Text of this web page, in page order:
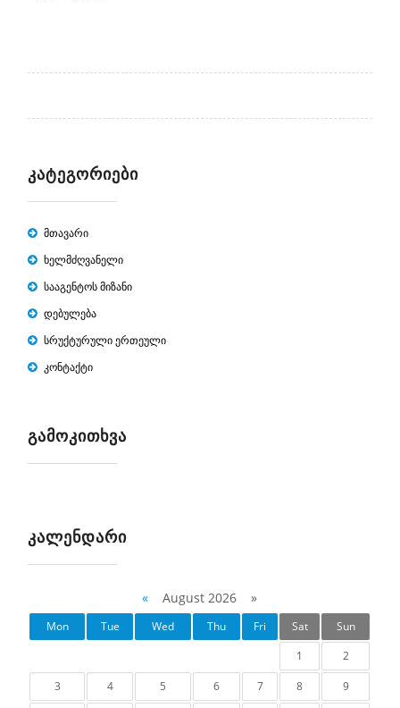
ᲙᲐᲢᲔᲒᲝᲠᲘᲔᲑᲘ
მთავარი
ხელმძღვანელი
სააგენტოს მიზანი
დებულება
სრუქტურული ერთეული
კონტაქტი
ᲒᲐᲛᲝᲙᲘᲗᲮᲕᲐ
ᲙᲐᲚᲔᲜᲓᲐᲠᲘ
« August 2026 »
Mon Tue Wed Thu Fri Sat
Sun
1
2
3
4 5 6 7 8
9